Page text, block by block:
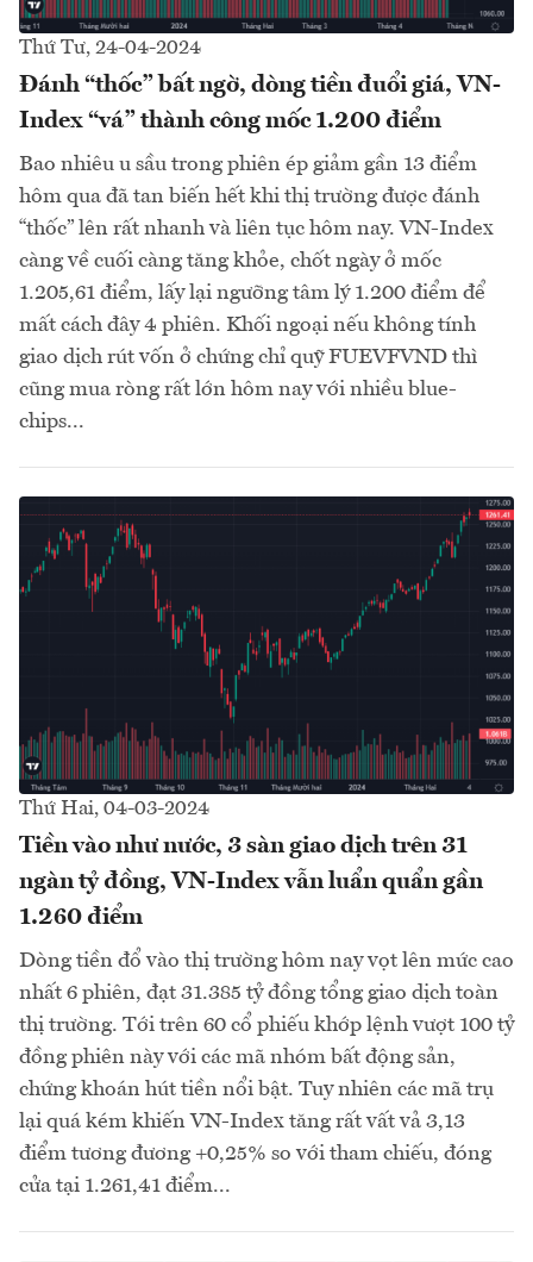
Thứ Tư, 24-04-2024
Đánh “thốc” bất ngờ, dòng tiền đuổi giá, VN-
Index “vá” thành công mốc 1.200 điểm
Bao nhiêu u sầu trong phiên ép giảm gần 13 điểm
hôm qua đã tan biến hết khi thị trường được đánh
“thốc” lên rất nhanh và liên tục hôm nay. VN-Index
càng về cuối càng tăng khỏe, chốt ngày ở mốc
1.205,61 điểm, lấy lại ngưỡng tâm lý 1.200 điểm để
mất cách đây 4 phiên. Khối ngoại nếu không tính
giao dịch rút vốn ở chứng chỉ quỹ FUEVFVND thì
cũng mua ròng rất lớn hôm nay với nhiều blue-
chips...
Thứ Hai, 04-03-2024
Tiền vào như nước, 3 sàn giao dịch trên 31
ngàn tỷ đồng, VN-Index vẫn luẩn quẩn gần
1.260 điểm
Dòng tiền đổ vào thị trường hôm nay vọt lên mức cao
nhất 6 phiên, đạt 31.385 tỷ đồng tổng giao dịch toàn
thị trường. Tới trên 60 cổ phiếu khớp lệnh vượt 100 tỷ
đồng phiên này với các mã nhóm bất động sản,
chứng khoán hút tiền nổi bật. Tuy nhiên các mã trụ
lại quá kém khiến VN-Index tăng rất vất vả 3,13
điểm tương đương +0,25% so với tham chiếu, đóng
cửa tại 1.261,41 điểm...